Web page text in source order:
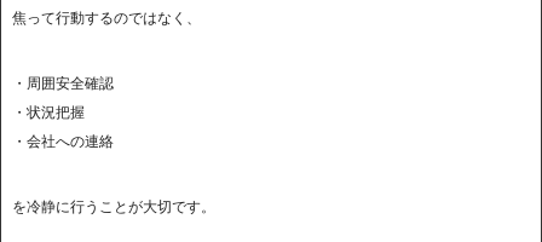
焦って行動するのではなく、
・周囲安全確認
・状況把握
・会社への連絡
を冷静に行うことが大切です。